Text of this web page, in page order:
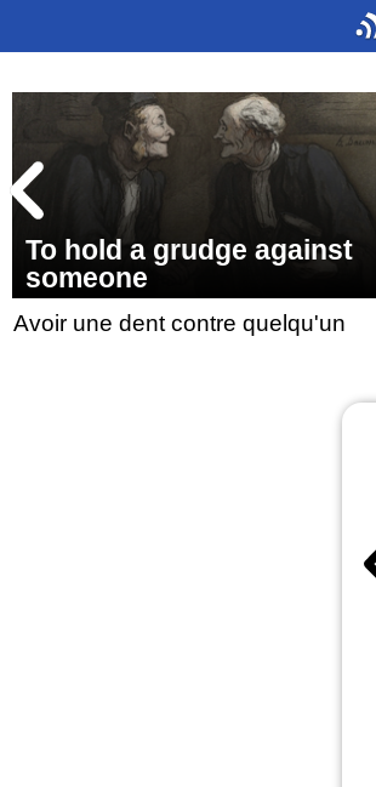
To hold a grudge against
someone
Avoir une dent contre quelqu'un